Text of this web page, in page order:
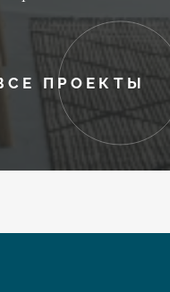
ПРОЕКТЫ